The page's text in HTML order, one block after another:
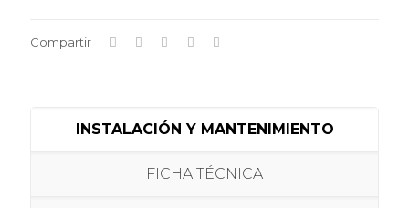
Compartir
INSTALACIÓN Y MANTENIMIENTO
FICHA TÉCNICA